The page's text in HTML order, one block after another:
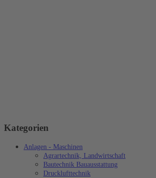
Kategorien
Anlagen - Maschinen
Agrartechnik, Landwirtschaft
Bautechnik Bauausstattung
Drucklufttechnik